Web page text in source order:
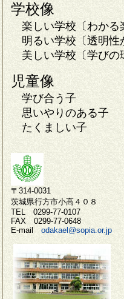
学校像
楽しい学校〔わかる
明るい学校〔透明性
美しい学校〔学びの
児童像
学び合う子
思いやりのある子
たくましい子
〒314-0031
茨城県行方市小高４０８
TEL 0299-77-0107
FAX 0299-77-0648
E-mail odakael@sopia.or.jp